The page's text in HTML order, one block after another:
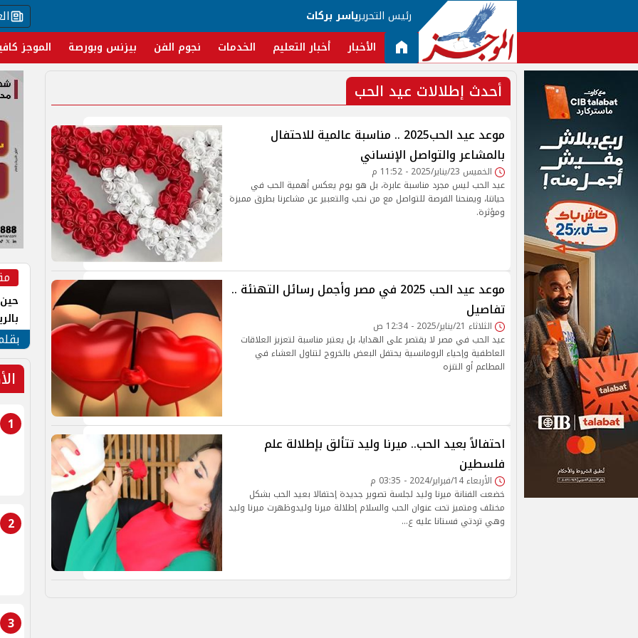
رئيس التحريرياسر بركات
الأخبار أخبار التعليم الخدمات نجوم الفن بيزنس وبورصة الموجز
أحدث إطلالات عيد الحب
موعد عيد الحب2025 .. مناسبة عالمية للاحتفال
بالمشاعر والتواصل الإنساني
الخميس 23/يناير/2025 - 11:52 م
عيد الحب ليس مجرد مناسبة عابرة، بل هو يوم يعكس أهمية الحب في
حياتنا، ويمنحنا الفرصة للتواصل مع من نحب والتعبير عن مشاعرنا بطرق مميزة
ومؤثرة.
موعد عيد الحب 2025 في مصر وأجمل رسائل التهنئة ..
تفاصيل
الثلاثاء 21/يناير/2025 - 12:34 ص
عيد الحب في مصر لا يقتصر على الهدايا، بل يعتبر مناسبة لتعزيز العلاقات
العاطفية وإحياء الرومانسية يحتفل البعض بالخروج لتناول العشاء في
المطاعم أو التنزه
احتفالاً بعيد الحب.. ميرنا وليد تتألق بإطلالة علم
فلسطين
الأربعاء 14/فبراير/2024 - 03:35 م
خضعت الفنانة ميرنا وليد لجلسة تصوير جديدة إحتفالا بعيد الحب بشكل
مختلف ومتميز تحت عنوان الحب والسلام إطلالة ميرنا وليدوظهرت ميرنا وليد
وهي تردتي فستانا عليه ع…
1
2
3